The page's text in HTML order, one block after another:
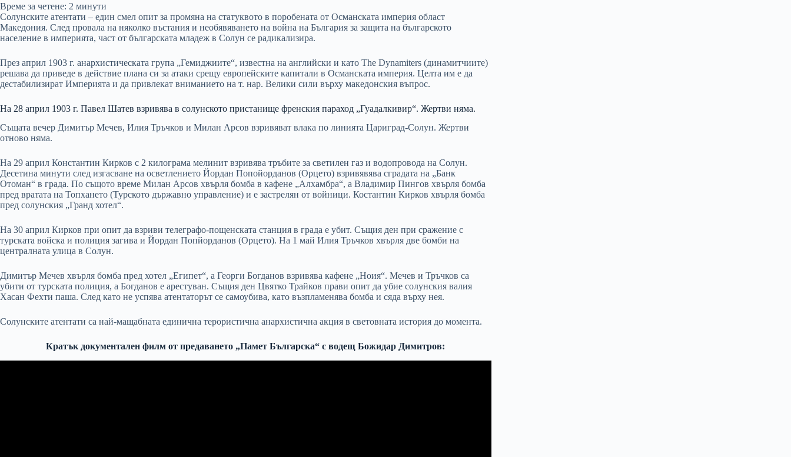
Време за четене: 2 минути
Солунските атентати – един смел опит за промяна на статуквото в поробената от Османската империя област
Македония. След провала на няколко въстания и необявяването на война на България за защита на българското
население в империята, част от българската младеж в Солун се радикализира.
През април 1903 г. анархистическата група „Гемиджиите“, известна на английски и като The Dynamiters (динамитчиите)
решава да приведе в действие плана си за атаки срещу европейските капитали в Османската империя. Целта им е да
дестабилизират Империята и да привлекат вниманието на т. нар. Велики сили върху македонския въпрос.
На 28 април 1903 г. Павел Шатев взривява в солунското пристанище френския параход „Гуадалкивир“. Жертви няма.
Същата вечер Димитър Мечев, Илия Тръчков и Милан Арсов взривяват влака по линията Цариград-Солун. Жертви
отново няма.
На 29 април Константин Кирков с 2 килограма мелинит взривява тръбите за светилен газ и водопровода на Солун.
Десетина минути след изгасване на осветлението Йордан Попойорданов (Орцето) взривявява сградата на „Банк
Отоман“ в града. По същото време Милан Арсов хвърля бомба в кафене „Алхамбра“, а Владимир Пингов хвърля бомба
пред вратата на Топхането (Турското държавно управление) и е застрелян от войници. Костантин Кирков хвърля бомба
пред солунския „Гранд хотел“.
На 30 април Кирков при опит да взриви телеграфо-пощенската станция в града е убит. Същия ден при сражение с
турската войска и полиция загива и Йордан Попйорданов (Орцето). На 1 май Илия Тръчков хвърля две бомби на
централната улица в Солун.
Димитър Мечев хвърля бомба пред хотел „Египет“, а Георги Богданов взривява кафене „Ноия“. Мечев и Тръчков са
убити от турската полиция, а Богданов е арестуван. Същия ден Цвятко Трайков прави опит да убие солунския валия
Хасан Фехти паша. След като не успява атентаторът се самоубива, като възпламенява бомба и сяда върху нея.
Солунските атентати са най-мащабната единична терористична анархистична акция в световната история до момента.
Кратък документален филм от предаването „Памет Българска“ с водещ Божидар Димитров: